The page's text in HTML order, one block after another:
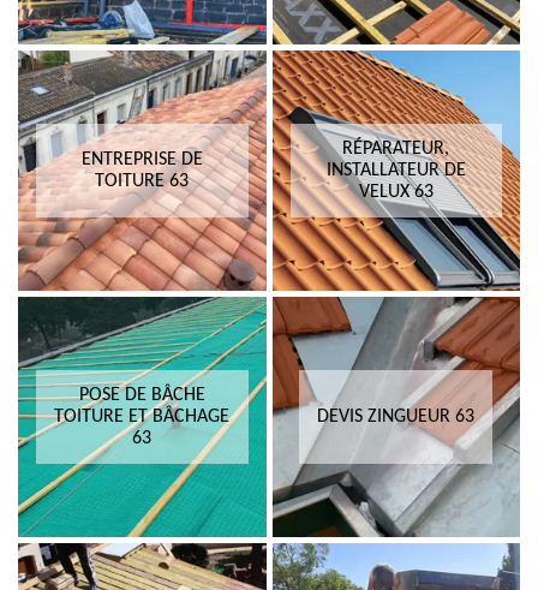
ENTREPRISE DE
TOITURE 63
RÉPARATEUR,
INSTALLATEUR DE
VELUX 63
POSE DE BÂCHE
TOITURE ET BÂCHAGE
63
DEVIS ZINGUEUR 63